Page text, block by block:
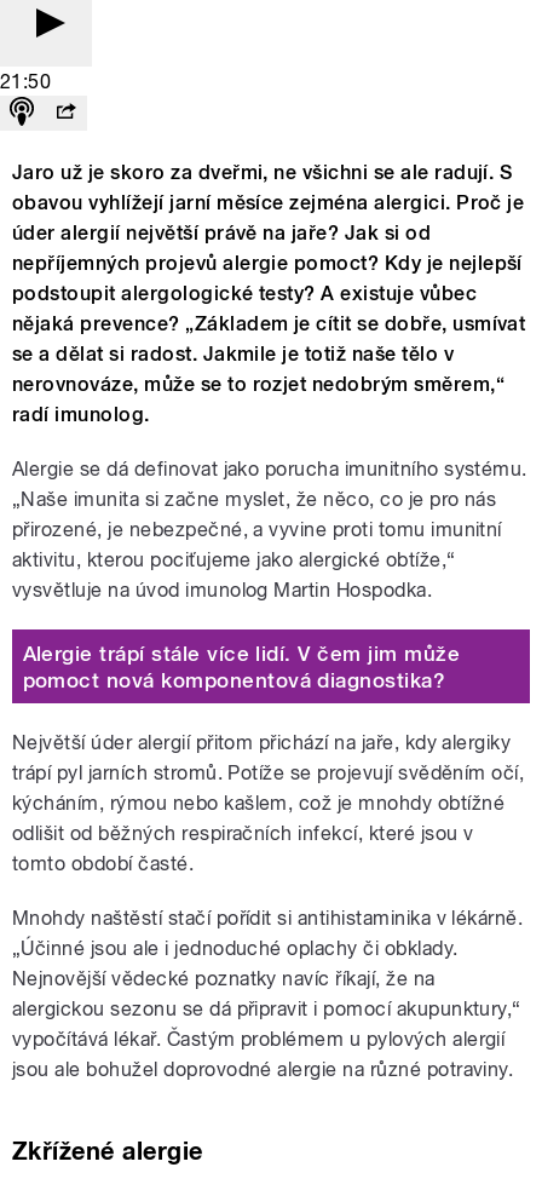
21:50
Jaro už je skoro za dveřmi, ne všichni se ale radují. S
obavou vyhlížejí jarní měsíce zejména alergici. Proč je
úder alergií největší právě na jaře? Jak si od
nepříjemných projevů alergie pomoct? Kdy je nejlepší
podstoupit alergologické testy? A existuje vůbec
nějaká prevence? „Základem je cítit se dobře, usmívat
se a dělat si radost. Jakmile je totiž naše tělo v
nerovnováze, může se to rozjet nedobrým směrem,“
radí imunolog.
Alergie se dá definovat jako porucha imunitního systému.
„Naše imunita si začne myslet, že něco, co je pro nás
přirozené, je nebezpečné, a vyvine proti tomu imunitní
aktivitu, kterou pociťujeme jako alergické obtíže,“
vysvětluje na úvod imunolog Martin Hospodka.
Alergie trápí stále více lidí. V čem jim může
pomoct nová komponentová diagnostika?
Největší úder alergií přitom přichází na jaře, kdy alergiky
trápí pyl jarních stromů. Potíže se projevují svěděním očí,
kýcháním, rýmou nebo kašlem, což je mnohdy obtížné
odlišit od běžných respiračních infekcí, které jsou v
tomto období časté.
Mnohdy naštěstí stačí pořídit si antihistaminika v lékárně.
„Účinné jsou ale i jednoduché oplachy či obklady.
Nejnovější vědecké poznatky navíc říkají, že na
alergickou sezonu se dá připravit i pomocí akupunktury,“
vypočítává lékař. Častým problémem u pylových alergií
jsou ale bohužel doprovodné alergie na různé potraviny.
Zkřížené alergie